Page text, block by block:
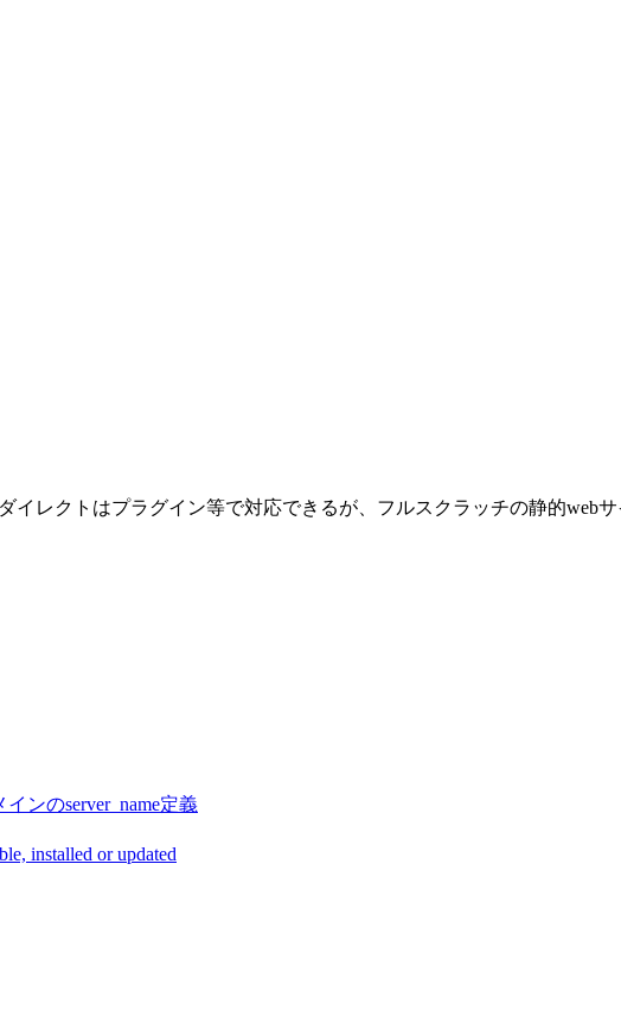
イレクトはプラグイン等で対応できるが、フルスクラッチの静的web
ンのserver_name定義
installed or updated